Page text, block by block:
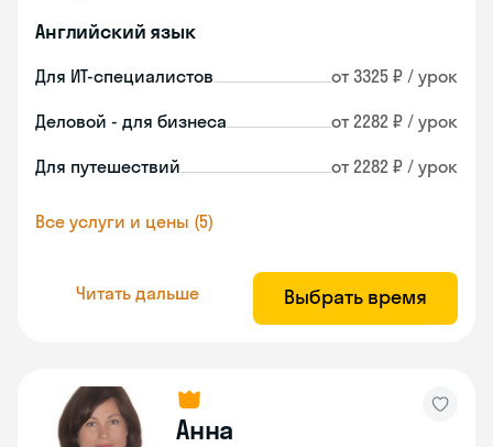
Английский язык
Для ИТ-специалистов от 3325 ₽ / урок
Деловой - для бизнеса от 2282 ₽ / урок
Для путешествий от 2282 ₽ / урок
Все услуги и цены (5)
Читать дальше Выбрать время
Анна